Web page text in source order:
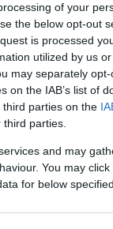
of your
the below opt-out
is processed
utilized by us
may separately
on the IAB’s list of
parties on the
parties.
and may
You may
for below
Padru.
alle